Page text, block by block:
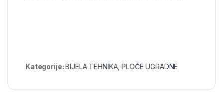
Kategorije:BIJELA TEHNIKA,PLOČE UGRADNE